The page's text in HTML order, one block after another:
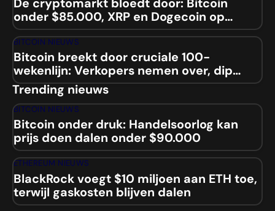
De cryptomarkt bloedt door: Bitcoin
onder $85.000, XRP en Dogecoin op
laagste niveaus sinds 2024
BITCOIN NIEUWS
Bitcoin breekt door cruciale 100-
wekenlijn: Verkopers nemen over, dip
naar $84.000 aanstaande?
Trending nieuws
BITCOIN NIEUWS
Bitcoin onder druk: Handelsoorlog kan
prijs doen dalen onder $90.000
ETHEREUM NIEUWS
BlackRock voegt $10 miljoen aan ETH toe,
terwijl gaskosten blijven dalen